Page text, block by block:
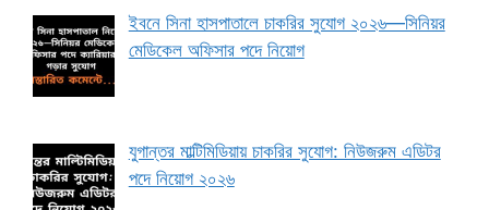
ইবনে সিনা হাসপাতালে চাকরির সুযোগ ২০২৬—সিনিয়র
মেডিকেল অফিসার পদে নিয়োগ
যুগান্তর মাল্টিমিডিয়ায় চাকরির সুযোগ: নিউজরুম এডিটর
পদে নিয়োগ ২০২৬